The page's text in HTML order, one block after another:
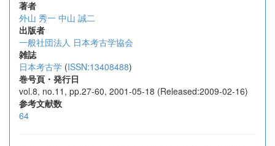
著者
外山 秀一 中山 誠二
出版者
一般社団法人 日本考古学協会
雑誌
日本考古学 (ISSN:13408488)
巻号頁・発行日
vol.8, no.11, pp.27-60, 2001-05-18 (Released:2009-02-16)
参考文献数
64